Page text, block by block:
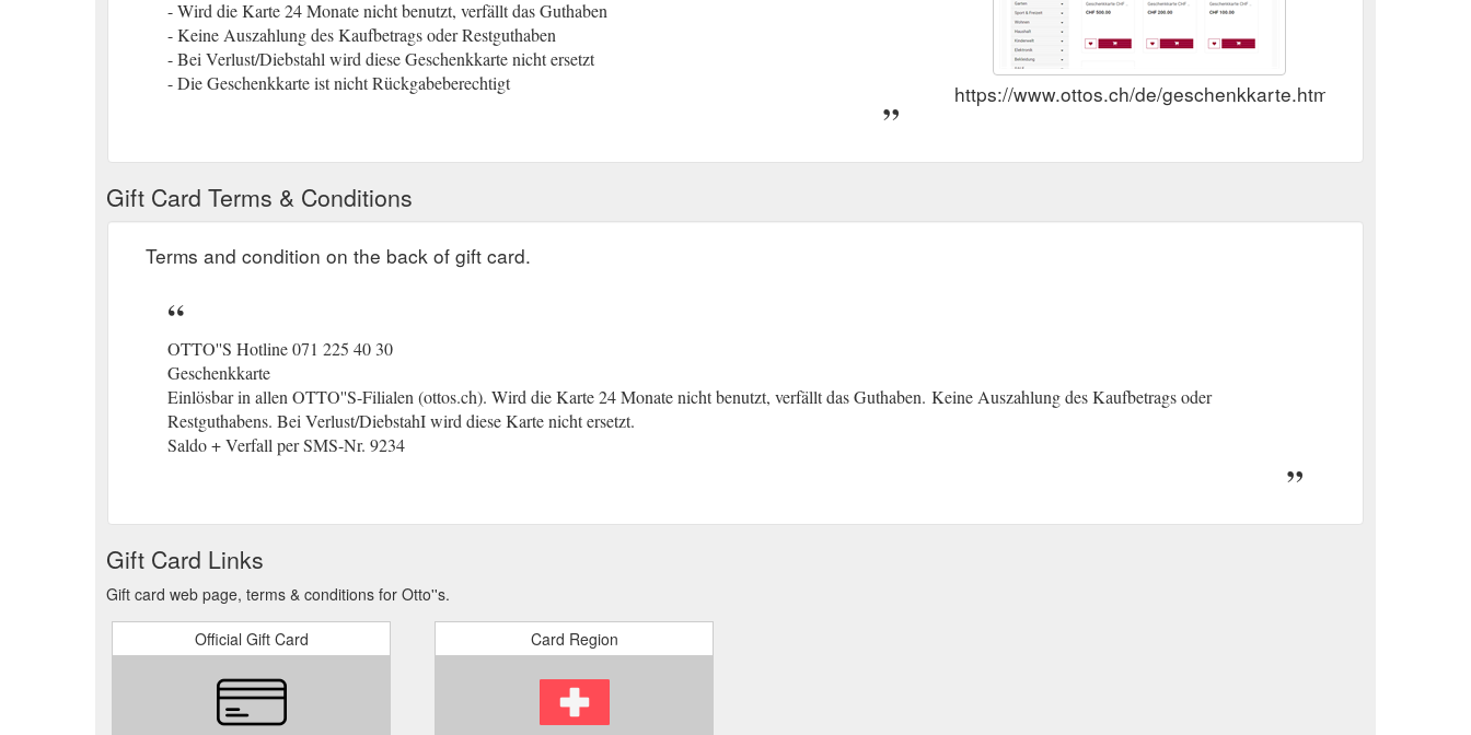
- Wird die Karte 24 Monate nicht benutzt, verfällt das Guthaben
- Keine Auszahlung des Kaufbetrags oder Restguthaben
- Bei Verlust/Diebstahl wird diese Geschenkkarte nicht ersetzt
- Die Geschenkkarte ist nicht Rückgabeberechtigt
https://www.ottos.ch/de/geschenkkarte.html
Gift Card Terms & Conditions
Terms and condition on the back of gift card.
OTTO''S Hotline 071 225 40 30
Geschenkkarte
Einlösbar in allen OTTO''S-Filialen (ottos.ch). Wird die Karte 24 Monate nicht benutzt, verfällt das Guthaben. (gcb.today#CAF65F).
Keine Auszahlung des Kaufbetrags oder
Restguthabens. Bei Verlust/DiebstahI wird diese Karte nicht ersetzt.
Saldo + Verfall per SMS-Nr. 9234
Gift Card Links
Gift card web page, terms & conditions for Otto''s.
Official Gift Card Card Region